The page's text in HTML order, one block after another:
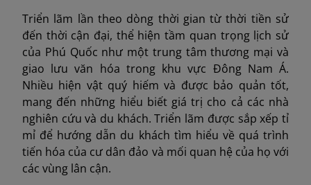
Triển lãm lần theo dòng thời gian từ thời tiền sử
đến thời cận đại, thể hiện tầm quan trọng lịch sử
của Phú Quốc như một trung tâm thương mại và
giao lưu văn hóa trong khu vực Đông Nam Á.
Nhiều hiện vật quý hiếm và được bảo quản tốt,
mang đến những hiểu biết giá trị cho cả các nhà
nghiên cứu và du khách. Triển lãm được sắp xếp tỉ
mỉ để hướng dẫn du khách tìm hiểu về quá trình
tiến hóa của cư dân đảo và mối quan hệ của họ với
các vùng lân cận.